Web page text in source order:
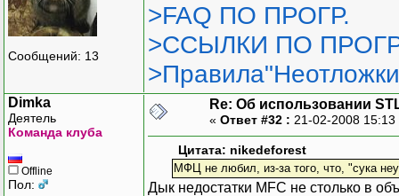
Сообщений: 13
>FAQ ПО ПРОГР.
>ССЫЛКИ ПО
Dimka
Деятель
Команда клуба
Offline
Пол:
Re: Об использовании
« Ответ #32 : 21-02-2008
Цитата: nikedeforest
МФЦ не любил, из-за того, что, "сука
Дык недостатки MFC не столько в